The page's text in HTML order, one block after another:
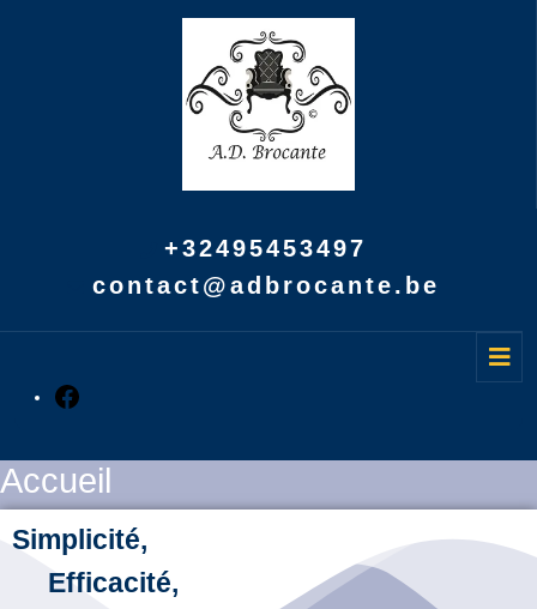
+32495453497
contact@adbrocante.be
Accueil
Simplicité,
Efficacité,